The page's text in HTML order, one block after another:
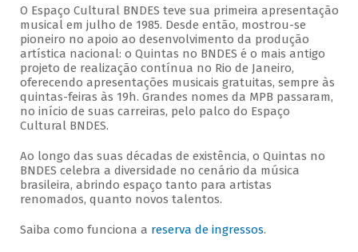
O Espaço Cultural BNDES teve sua primeira apresentação
musical em julho de 1985. Desde então, mostrou-se
pioneiro no apoio ao desenvolvimento da produção
artística nacional: o Quintas no BNDES é o mais antigo
projeto de realização contínua no Rio de Janeiro,
oferecendo apresentações musicais gratuitas, sempre às
quintas-feiras às 19h. Grandes nomes da MPB passaram,
no início de suas carreiras, pelo palco do Espaço
Cultural BNDES.
Ao longo das suas décadas de existência, o Quintas no
BNDES celebra a diversidade no cenário da música
brasileira, abrindo espaço tanto para artistas
renomados, quanto novos talentos.
Saiba como funciona a reserva de ingressos.